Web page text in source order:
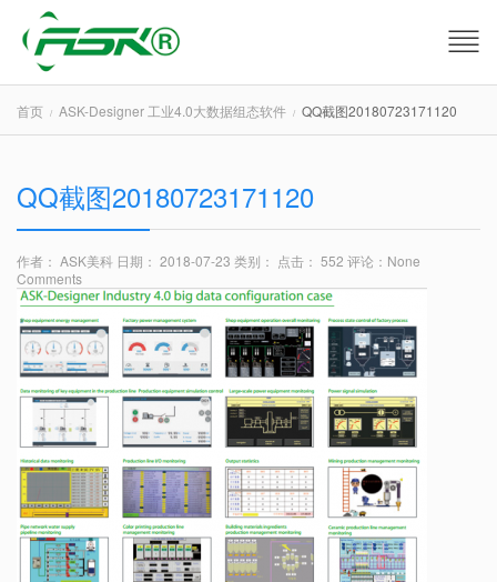
首页 ASK-Designer 工业4.0大数据组态软件 QQ截图20180723171120
QQ截图20180723171120
作者： ASK美科 日期： 2018-07-23 类别： 点击： 552 评论： None
Comments